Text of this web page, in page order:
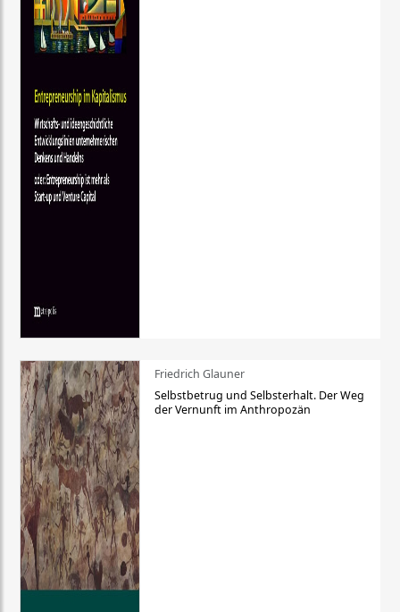
Friedrich Glauner
Selbstbetrug und Selbsterhalt. Der Weg
der Vernunft im Anthropozän